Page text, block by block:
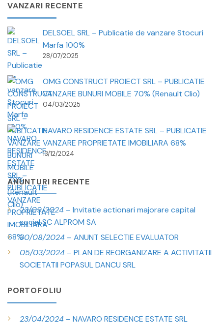
VANZARI RECENTE
DELSOEL SRL – Publicatie de vanzare Stocuri
Marfa 100%
28/07/2025
OMG CONSTRUCT PROIECT SRL – PUBLICATIE
VANZARE BUNURI MOBILE 70% (Renault Clio)
04/03/2025
NAVARO RESIDENCE ESTATE SRL – PUBLICATIE
VANZARE PROPRIETATE IMOBILIARA 68%
13/12/2024
ANUNTURI RECENTE
23/09/2024 – Invitatie actionari majorare capital
social SC ALPROM SA
30/08/2024 – ANUNT SELECTIE EVALUATOR
05/03/2024 – PLAN DE REORGANIZARE A ACTIVITATII
SOCIETATII POPASUL DANCU SRL
PORTOFOLIU
23/04/2024 – NAVARO RESIDENCE ESTATE SRL